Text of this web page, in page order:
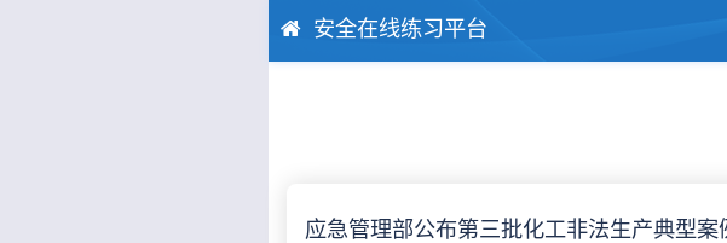
安全在线练习平台
应急管理部公布第三批化工非法生产典型案